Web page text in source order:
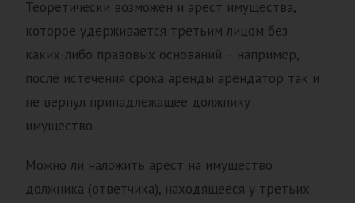
Теоретически возможен и арест имущества,
которое удерживается третьим лицом без
каких-либо правовых оснований – например,
после истечения срока аренды арендатор так и
не вернул принадлежащее должнику
имущество.
Можно ли наложить арест на имущество
должника (ответчика), находящееся у третьих